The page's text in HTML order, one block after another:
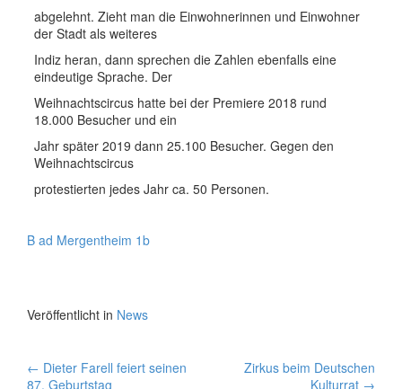
abgelehnt. Zieht man die Einwohnerinnen und Einwohner
der Stadt als weiteres
Indiz heran, dann sprechen die Zahlen ebenfalls eine
eindeutige Sprache. Der
Weihnachtscircus hatte bei der Premiere 2018 rund
18.000 Besucher und ein
Jahr später 2019 dann 25.100 Besucher. Gegen den
Weihnachtscircus
protestierten jedes Jahr ca. 50 Personen.
B ad Mergentheim 1b
Veröffentlicht in News
← Dieter Farell feiert seinen
87. Geburtstag
Zirkus beim Deutschen
Kulturrat →